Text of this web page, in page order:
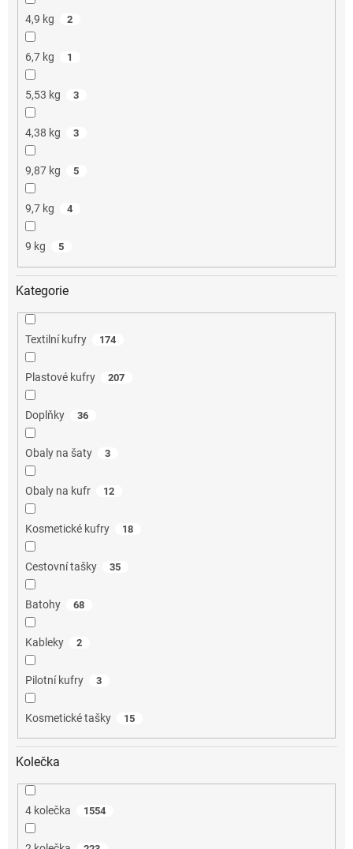
4,9 kg 2
6,7 kg 1
5,53 kg 3
4,38 kg 3
9,87 kg 5
9,7 kg 4
9 kg 5
Kategorie
Textilní kufry 174
Plastové kufry 207
Doplňky 36
Obaly na šaty 3
Obaly na kufr 12
Kosmetické kufry 18
Cestovní tašky 35
Batohy 68
Kableky 2
Pilotní kufry 3
Kosmetické tašky 15
Kolečka
4 kolečka 1554